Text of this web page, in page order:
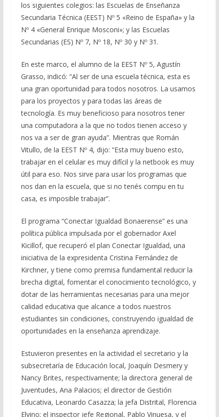
los siguientes colegios: las Escuelas de Enseñanza
Secundaria Técnica (EEST) Nº 5 «Reino de España» y la
Nº 4 «General Enrique Mosconi»; y las Escuelas
Secundarias (ES) Nº 7, Nº 18, Nº 30 y Nº 31.
En este marco, el alumno de la EEST Nº 5, Agustín
Grasso, indicó: “Al ser de una escuela técnica, esta es
una gran oportunidad para todos nosotros. La usamos
para los proyectos y para todas las áreas de
tecnología. Es muy beneficioso para nosotros tener
una computadora a la que no todos tienen acceso y
nos va a ser de gran ayuda”. Mientras que Román
Vitullo, de la EEST Nº 4, dijo: “Esta muy bueno esto,
trabajar en el celular es muy difícil y la netbook es muy
útil para eso. Nos sirve para usar los programas que
nos dan en la escuela, que si no tenés compu en tu
casa, es imposible trabajar”.
El programa “Conectar Igualdad Bonaerense” es una
política pública impulsada por el gobernador Axel
Kicillof, que recuperó el plan Conectar Igualdad, una
iniciativa de la expresidenta Cristina Fernández de
Kirchner, y tiene como premisa fundamental reducir la
brecha digital, fomentar el conocimiento tecnológico, y
dotar de las herramientas necesarias para una mejor
calidad educativa que alcance a todos nuestros
estudiantes sin condiciones, construyendo igualdad de
oportunidades en la enseñanza aprendizaje.
Estuvieron presentes en la actividad el secretario y la
subsecretaría de Educación local, Joaquín Desmery y
Nancy Brites, respectivamente; la directora general de
Juventudes, Ana Palacios; el director de Gestión
Educativa, Leonardo Casazza; la jefa Distrital, Florencia
Elvino; el inspector jefe Regional, Pablo Vinuesa, y el